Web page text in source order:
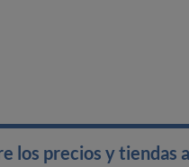
los precios y tiendas